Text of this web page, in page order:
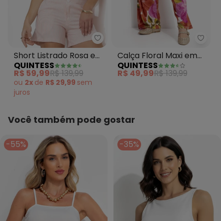
Quintess - Short Listrado Rosa
Short Listrado Rosa em
Tecido Plano
Sustentável
QUINTESS
R$ 59,99R$ 139,99
ou 2x de R$ 29,99 sem
juros
Calça Floral Maxi em
Malha Fria
QUINTESS
R$ 49,99R$ 139,99
Você também pode gostar
-55% -35%